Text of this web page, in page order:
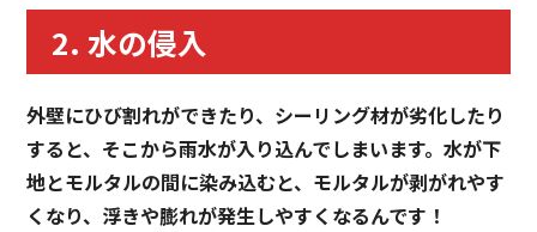
2. 水の侵入
外壁にひび割れができたり、シーリング材が劣化したり
すると、そこから雨水が入り込んでしまいます。水が下
地とモルタルの間に染み込むと、モルタルが剥がれやす
くなり、浮きや膨れが発生しやすくなるんです！